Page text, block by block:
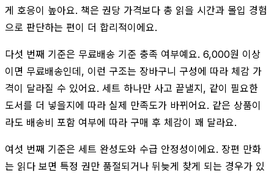
게 호응이 높아요. 책은 권당 가격보다 총 읽을 시간과 몰입 경험
으로 판단하는 편이 더 합리적이에요.
다섯 번째 기준은 무료배송 기준 충족 여부예요. 6,000원 이상
이면 무료배송인데, 이런 구조는 장바구니 구성에 따라 체감 가
격이 달라질 수 있어요. 세트 하나만 사고 끝낼지, 같이 필요한
도서를 더 넣을지에 따라 실제 만족도가 바뀌어요. 같은 상품이
라도 배송비 포함 여부에 따라 구매 후 체감이 꽤 달라요.
여섯 번째 기준은 세트 완성도와 수급 안정성이에요. 장편 만화
는 읽다 보면 특정 권만 품절되거나 뒤늦게 찾게 되는 경우가 있